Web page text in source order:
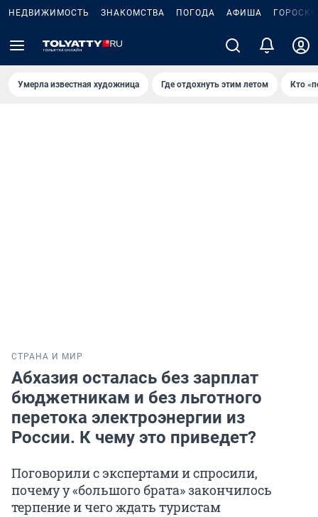
НЕДВИЖИМОСТЬ ЗНАКОМСТВА ПОГОДА АФИША
Умерла известная художница Где отдохнуть этим летом Кто
СТРАНА И МИР
Абхазия осталась без зарплат
бюджетникам и без льготного
перетока электроэнергии из
России. К чему это приведет?
Поговорили с экспертами и спросили,
почему у «большого брата» закончилось
терпение и чего ждать туристам